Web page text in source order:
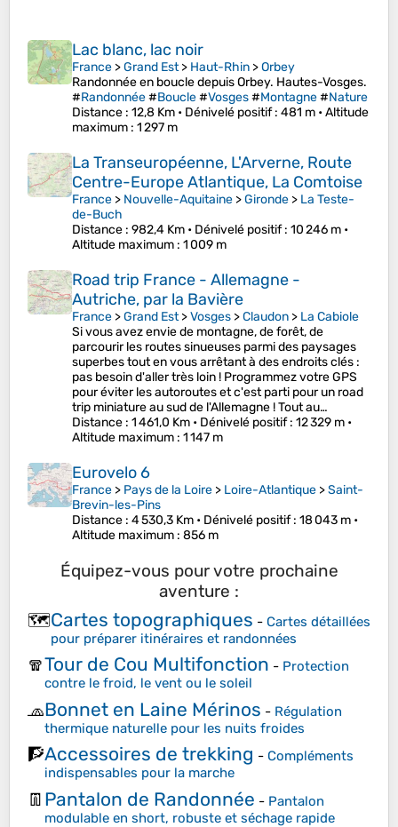
Lac blanc, lac noir
France >Grand Est> Haut-Rhin >Orbey
Randonnée en boucle depuis Orbey. Hautes-Vosges.
#Randonnée#Boucle#Vosges#Montagne#Nature
Distance : 12,8 Km • Dénivelé positif: 481 m •Altitude
maximum : 1 297 m
La Transeuropéenne, L'Arverne, Route
Centre-Europe Atlantique, La Comtoise
France > Nouvelle-Aquitaine >Gironde > La Teste-
de-Buch
Distance : 982,4 Km • Dénivelé positif: 10 246 m •
Altitude maximum : 1 009 m
Road trip France - Allemagne -
Autriche, par la Bavière
France >Grand Est>Vosges >Claudon > La Cabiole
Si vous avez envie de montagne, de forêt, de
parcourir les routes sinueuses parmi des paysages
superbes tout en vous arrêtant à des endroits clés :
pas besoin d'aller très loin ! Programmez votre GPS
pour éviter les autoroutes et c'est parti pour un road
trip miniature au sud de l'Allemagne ! Tout au…
Distance : 1 461,0 Km • Dénivelé positif: 12 329 m •
Altitude maximum : 1 147 m
Eurovelo 6
France > Pays de la Loire > Loire-Atlantique >Saint-
Brevin-les-Pins
Distance : 4 530,3 Km • Dénivelé positif: 18 043 m •
Altitude maximum : 856 m
Équipez-vous pour votre prochaine
aventure :
🗺️Cartes topographiques - Cartes détaillées
pour préparer itinéraires et randonnées
🧣Tour de Cou Multifonction - Protection
contre le froid, le vent ou le soleil
🧢Bonnet en Laine Mérinos - Régulation
thermique naturelle pour les nuits froides
🧗Accessoires de trekking - Compléments
indispensables pour la marche
👖 Pantalon de Randonnée - Pantalon
modulable en short, robuste et séchage rapide